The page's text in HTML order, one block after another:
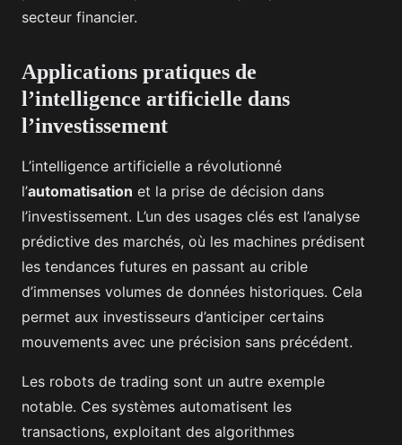
secteur financier.
Applications pratiques de
l’intelligence artificielle dans
l’investissement
L’intelligence artificielle a révolutionné
l’automatisation et la prise de décision dans
l’investissement. L’un des usages clés est l’analyse
prédictive des marchés, où les machines prédisent
les tendances futures en passant au crible
d’immenses volumes de données historiques. Cela
permet aux investisseurs d’anticiper certains
mouvements avec une précision sans précédent.
Les robots de trading sont un autre exemple
notable. Ces systèmes automatisent les
transactions, exploitant des algorithmes